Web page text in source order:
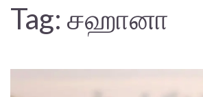
Tag: சஹானா